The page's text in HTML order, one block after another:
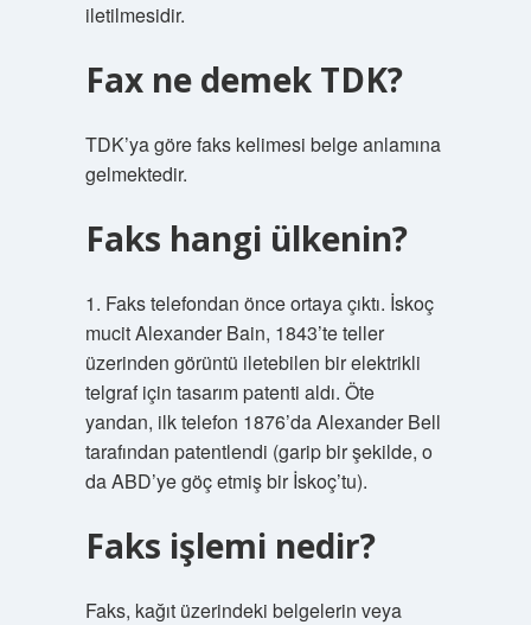
iletilmesidir.
Fax ne demek TDK?
TDK’ya göre faks kelimesi belge anlamına
gelmektedir.
Faks hangi ülkenin?
1. Faks telefondan önce ortaya çıktı. İskoç
mucit Alexander Bain, 1843’te teller
üzerinden görüntü iletebilen bir elektrikli
telgraf için tasarım patenti aldı. Öte
yandan, ilk telefon 1876’da Alexander Bell
tarafından patentlendi (garip bir şekilde, o
da ABD’ye göç etmiş bir İskoç’tu).
Faks işlemi nedir?
Faks, kağıt üzerindeki belgelerin veya